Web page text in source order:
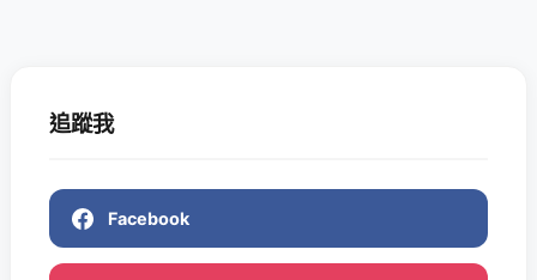
追蹤我
Facebook